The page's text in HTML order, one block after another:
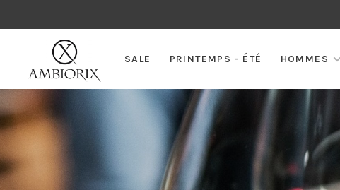
SALE PRINTEMPS - ÉTÉ HOMMES